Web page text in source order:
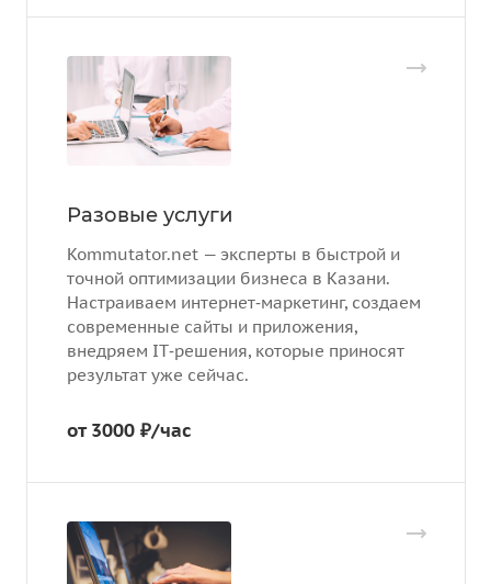
Разовые услуги
Kommutator.net — эксперты в быстрой и
точной оптимизации бизнеса в Казани.
Настраиваем интернет‑маркетинг, создаем
современные сайты и приложения,
внедряем IT‑решения, которые приносят
результат уже сейчас.
от 3000 ₽/час